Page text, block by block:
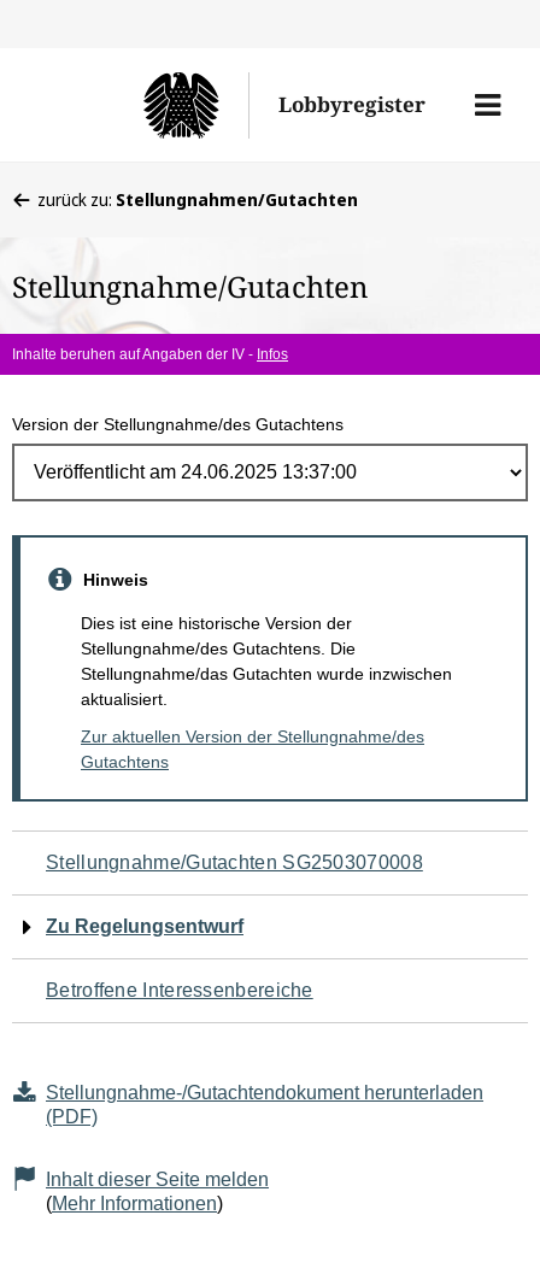
Lobbyregister
Menü
befinden
hier:
zurück zu: Stellungnahmen/Gutachten
Stellungnahme/Gutachten
Inhalte beruhen auf Angaben der IV - Infos
Version der Stellungnahme/des Gutachtens
Hinweis
Dies ist eine historische Version der
Stellungnahme/des Gutachtens. Die
Stellungnahme/das Gutachten wurde inzwischen
aktualisiert.
Zur aktuellen Version der Stellungnahme/des
Gutachtens
Navigation
für
den
Seiteninhalt
Stellungnahme/Gutachten SG2503070008
Zu Regelungsentwurf
Betroffene Interessenbereiche
Stellungnahme-/Gutachtendokument herunterladen
(PDF)
Inhalt dieser Seite melden
(Mehr Informationen)